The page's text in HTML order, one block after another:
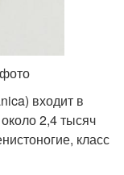
входит в
2,4 тысяч
класс